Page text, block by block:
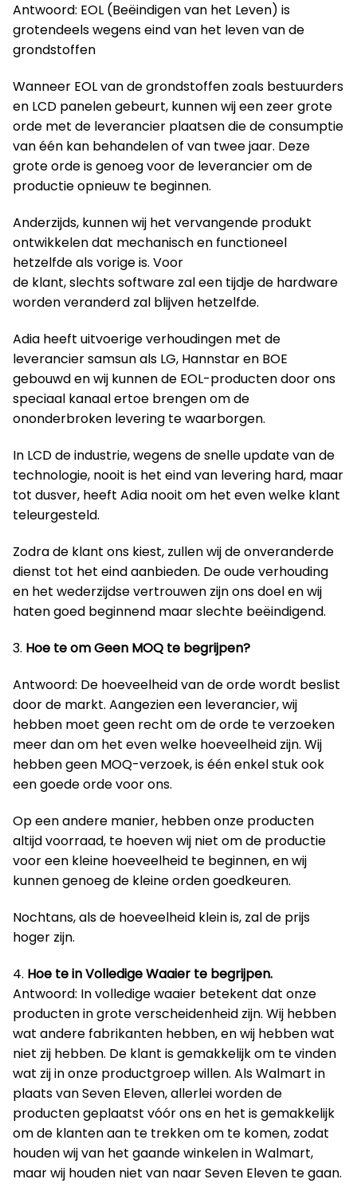
Antwoord: EOL (Beëindigen van het Leven) is
grotendeels wegens eind van het leven van de
grondstoffen
Wanneer EOL van de grondstoffen zoals bestuurders
en LCD panelen gebeurt, kunnen wij een zeer grote
orde met de leverancier plaatsen die de consumptie
van één kan behandelen of van twee jaar. Deze
grote orde is genoeg voor de leverancier om de
productie opnieuw te beginnen.
Anderzijds, kunnen wij het vervangende produkt
ontwikkelen dat mechanisch en functioneel
hetzelfde als vorige is. Voor
de klant, slechts software zal een tijdje de hardware
worden veranderd zal blijven hetzelfde.
Adia heeft uitvoerige verhoudingen met de
leverancier samsun als LG, Hannstar en BOE
gebouwd en wij kunnen de EOL-producten door ons
speciaal kanaal ertoe brengen om de
ononderbroken levering te waarborgen.
In LCD de industrie, wegens de snelle update van de
technologie, nooit is het eind van levering hard, maar
tot dusver, heeft Adia nooit om het even welke klant
teleurgesteld.
Zodra de klant ons kiest, zullen wij de onveranderde
dienst tot het eind aanbieden. De oude verhouding
en het wederzijdse vertrouwen zijn ons doel en wij
haten goed beginnend maar slechte beëindigend.
3. Hoe te om Geen MOQ te begrijpen?
Antwoord: De hoeveelheid van de orde wordt beslist
door de markt. Aangezien een leverancier, wij
hebben moet geen recht om de orde te verzoeken
meer dan om het even welke hoeveelheid zijn. Wij
hebben geen MOQ-verzoek, is één enkel stuk ook
een goede orde voor ons.
Op een andere manier, hebben onze producten
altijd voorraad, te hoeven wij niet om de productie
voor een kleine hoeveelheid te beginnen, en wij
kunnen genoeg de kleine orden goedkeuren.
Nochtans, als de hoeveelheid klein is, zal de prijs
hoger zijn.
4. Hoe te in Volledige Waaier te begrijpen.
Antwoord: In volledige waaier betekent dat onze
producten in grote verscheidenheid zijn. Wij hebben
wat andere fabrikanten hebben, en wij hebben wat
niet zij hebben. De klant is gemakkelijk om te vinden
wat zij in onze productgroep willen. Als Walmart in
plaats van Seven Eleven, allerlei worden de
producten geplaatst vóór ons en het is gemakkelijk
om de klanten aan te trekken om te komen, zodat
houden wij van het gaande winkelen in Walmart,
maar wij houden niet van naar Seven Eleven te gaan.